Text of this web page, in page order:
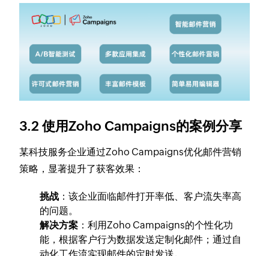
3.2 使用Zoho Campaigns的案例分享
某科技服务企业通过Zoho Campaigns优化邮件营销
策略，显著提升了获客效果：
挑战 ：该企业面临邮件打开率低、客户流失率高
的问题。
解决方案 ：利用Zoho Campaigns的个性化功
能，根据客户行为数据发送定制化邮件；通过自